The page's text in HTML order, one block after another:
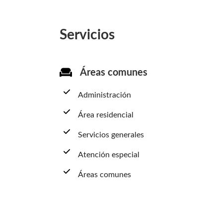
Servicios
Áreas comunes
Administración
Área residencial
Servicios generales
Atención especial
Áreas comunes